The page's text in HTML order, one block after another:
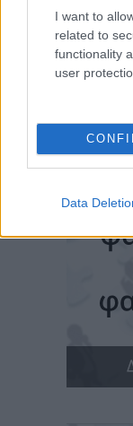
I want to
related to
functionality
user
Data